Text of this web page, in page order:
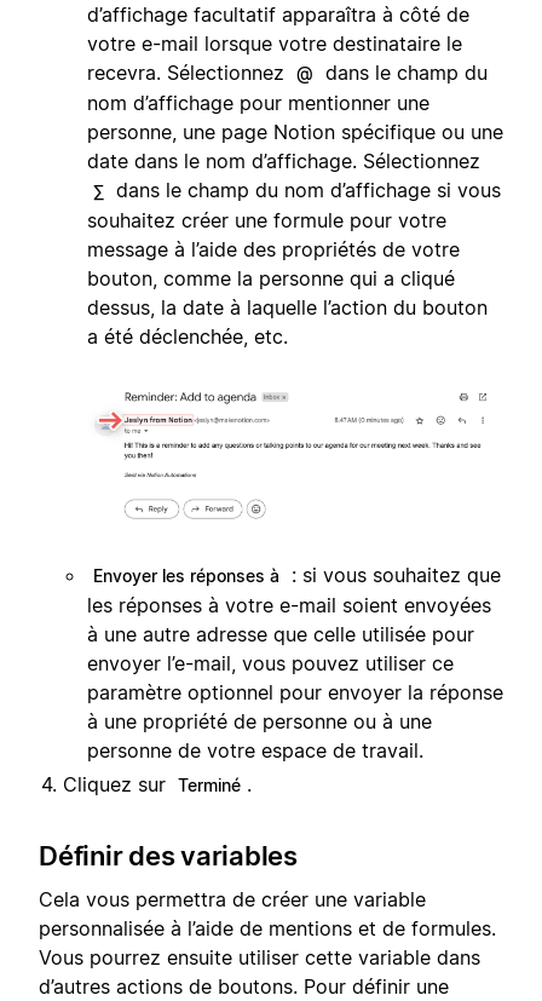
d’affichage facultatif apparaîtra à côté de
votre e-mail lorsque votre destinataire le
recevra. Sélectionnez
@
dans le champ du
nom d’affichage pour mentionner une
personne, une page Notion spécifique ou une
date dans le nom d’affichage. Sélectionnez
∑ dans le champ du nom d’affichage si vous
souhaitez créer une formule pour votre
message à l’aide des propriétés de votre
bouton, comme la personne qui a cliqué
dessus, la date à laquelle l’action du bouton
a été déclenchée, etc.
Envoyer les réponses à
: si vous souhaitez que
les réponses à votre e-mail soient envoyées
à une autre adresse que celle utilisée pour
envoyer l’e-mail, vous pouvez utiliser ce
paramètre optionnel pour envoyer la réponse
à une propriété de personne ou à une
personne de votre espace de travail.
Cliquez sur Terminé .
Définir des variables
Cela vous permettra de créer une variable
personnalisée à l’aide de mentions et de formules.
Vous pourrez ensuite utiliser cette variable dans
d’autres actions de boutons. Pour définir une